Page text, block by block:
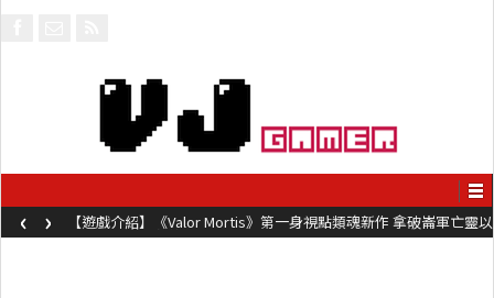
【遊戲介紹】《Valor Mortis》第一身視點類魂新作 拿破崙軍亡靈以
槍械劍與魔法殺敵
‹ ›